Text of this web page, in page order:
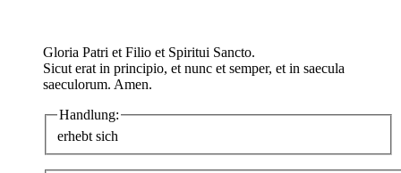
Gloria Patri et Filio et Spiritui Sancto.
Sicut erat in principio, et nunc et semper, et in saecula
saeculorum. Amen.
Handlung:
erhebt sich